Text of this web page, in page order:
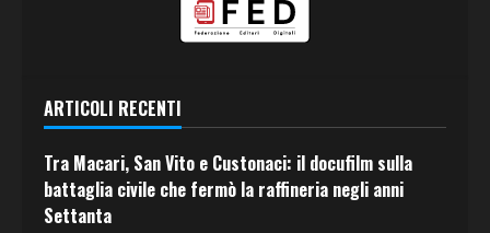
ARTICOLI RECENTI
Tra Macari, San Vito e Custonaci: il docufilm sulla
battaglia civile che fermò la raffineria negli anni
Settanta